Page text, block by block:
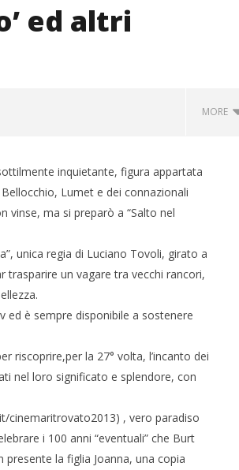
ed altri
MORE
Pink Floyd in mostra a Roma
inquietante, figura appartata
Lumet e dei connazionali
vinse, ma si preparò a “Salto nel
unica regia di Luciano Tovoli, girato a
trasparire un vagare tra vecchi rancori,
ed è sempre disponibile a sostenere
riscoprire,per la 27° volta, l’incanto dei
nel loro significato e splendore, con
cinemaritrovato2013) , vero paradiso
i 100 anni “eventuali” che Burt
la figlia Joanna, una copia